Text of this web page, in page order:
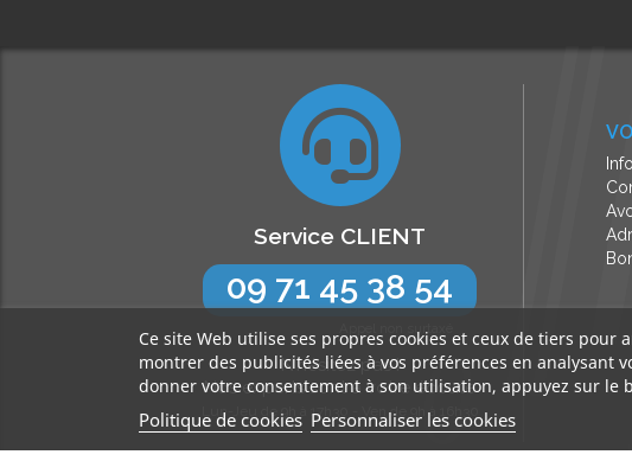
Service CLIENT
09 71 45 38 54
N’hésitez pas !
Nos experts sont à votre écoute
Lun-Jeu de 9h à 17h30 - Ven de 9h à 16h30
Ce site Web utilise ses propres cookies et ceux de tiers pour
montrer des publicités liées à vos préférences en analysant
donner votre consentement à son utilisation, appuyez sur le
Politique de cookies Personnaliser les cookies